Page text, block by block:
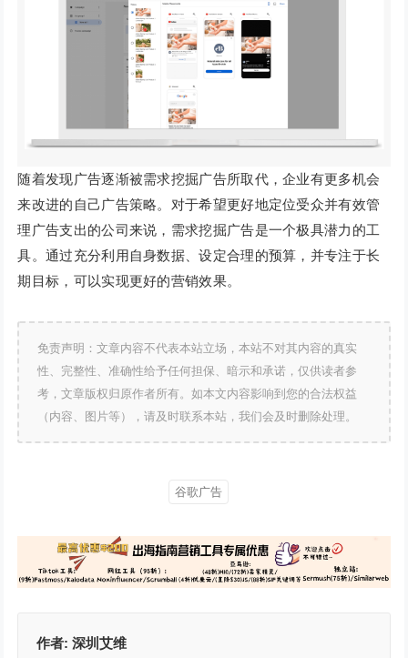
随着发现广告逐渐被需求挖掘广告所取代，企业有更多机会
来改进的自己广告策略。对于希望更好地定位受众并有效管
理广告支出的公司来说，需求挖掘广告是一个极具潜力的工
具。通过充分利用自身数据、设定合理的预算，并专注于长
期目标，可以实现更好的营销效果。
免责声明：文章内容不代表本站立场，本站不对其内容的真实
性、完整性、准确性给予任何担保、暗示和承诺，仅供读者参
考，文章版权归原作者所有。如本文内容影响到您的合法权益
（内容、图片等），请及时联系本站，我们会及时删除处理。
谷歌广告
作者:深圳艾维